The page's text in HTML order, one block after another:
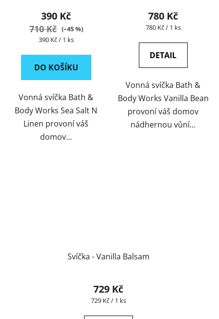
390 Kč
710 Kč (–45 %)
Měrná
390 Kč / 1 ks
DO KOŠÍKU
Vonná svíčka Bath &
Body Works Sea Salt N
Linen provoní váš
domov...
780 Kč
Měrná
780 Kč / 1 ks
DETAIL
Vonná svíčka Bath &
Body Works Vanilla Bean
provoní váš domov
nádhernou vůní...
Svíčka - Vanilla Balsam
729 Kč
Měrná
729 Kč / 1 ks